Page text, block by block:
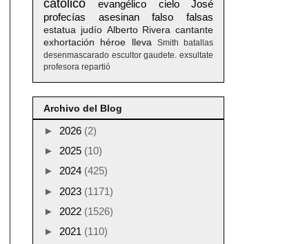
católico evangélico cielo
José
profecías
asesinan falso falsas
estatua judío Alberto Rivera cantante
exhortación
héroe lleva Smith
batallas
desenmascarado escultor gaudete. exsultate
profesora repartió
Archivo del Blog
► 2026 (2)
► 2025 (10)
► 2024 (425)
► 2023 (1171)
► 2022 (1526)
► 2021 (110)